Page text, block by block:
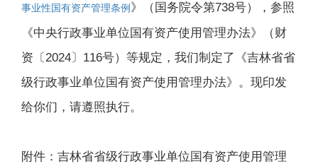
事业性国有资产管理条例 》（国务院令第738号），参照
《中央行政事业单位国有资产使用管理办法》（财
资〔2024〕116号）等规定，我们制定了《吉林省省
级行政事业单位国有资产使用管理办法》。现印发
给你们，请遵照执行。
附件：吉林省省级行政事业单位国有资产使用管理